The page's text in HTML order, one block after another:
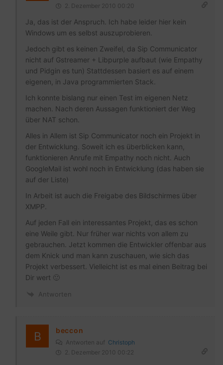
2. Dezember 2010 00:20
Ja, das ist der Anspruch. Ich habe leider hier kein
Windows um es selbst auszuprobieren.
Jedoch gibt es keinen Zweifel, da Sip Communicator
nicht auf Gstreamer + Libpurple aufbaut (wie Empathy
und Pidgin es tun) Stattdessen basiert es auf einem
eigenen, in Java programmierten Stack.
Ich konnte bislang nur einen Test im eigenen Netz
machen. Nach deren Aussagen funktioniert der Weg
über NAT schon.
Alles in Allem ist Sip Communicator noch ein Projekt in
der Entwicklung. Soweit ich es überblicken kann,
funktionieren Anrufe mit Empathy noch nicht. Auch
GoogleMail ist wohl noch in Entwicklung (das haben sie
auf der Liste)
In Arbeit ist auch die Freigabe des Bildschirmes über
XMPP.
Auf jeden Fall ein interessantes Projekt, das es schon
eine Weile gibt. Nur früher war nichts von allem zu
gebrauchen. Jetzt kommen die Entwickler offenbar aus
dem Knick und man kann zuschauen, wie sich das
Projekt verbessert. Vielleicht ist es mal einen Beitrag bei
Dir wert 🙂
Antworten
beccon
Antworten auf Christoph
2. Dezember 2010 00:22